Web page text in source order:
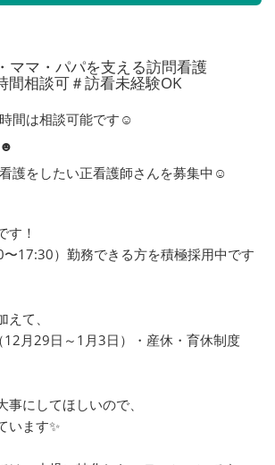
ママ・パパを支える訪問看護
間相談可＃訪看未経験OK
間は相談可能です☺︎
護をしたい正看護師さんを募集中☺︎
す！
17:30）勤務できる方を積極採用中です
て、
月29日～1月3日）・産休・育休制度
にしてほしいので、
います✨